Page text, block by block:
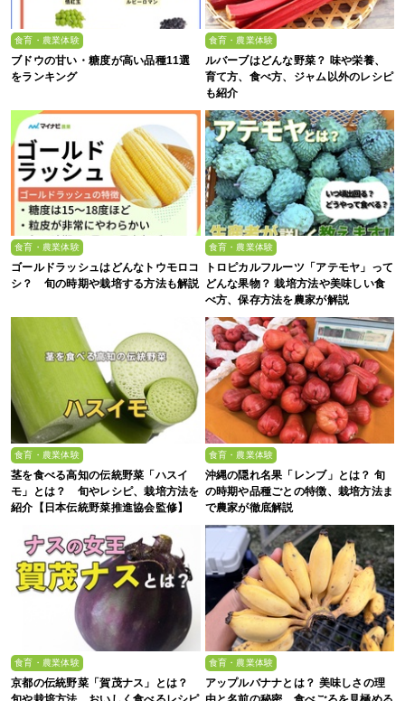
食育・農業体験
ブドウの甘い・糖度が高い品種11選
をランキング
食育・農業体験
ルバーブはどんな野菜？ 味や栄養、
育て方、食べ方、ジャム以外のレシピ
も紹介
食育・農業体験
ゴールドラッシュはどんなトウモロコ
シ？ 旬の時期や栽培する方法も解説
食育・農業体験
トロピカルフルーツ「アテモヤ」って
どんな果物？ 栽培方法や美味しい食
べ方、保存方法を農家が解説
食育・農業体験
茎を食べる高知の伝統野菜「ハスイ
モ」とは？ 旬やレシピ、栽培方法を
紹介【日本伝統野菜推進協会監修】
食育・農業体験
沖縄の隠れ名果「レンブ」とは？ 旬
の時期や品種ごとの特徴、栽培方法ま
で農家が徹底解説
食育・農業体験
京都の伝統野菜「賀茂ナス」とは？
食育・農業体験
アップルバナナとは？ 美味しさの理